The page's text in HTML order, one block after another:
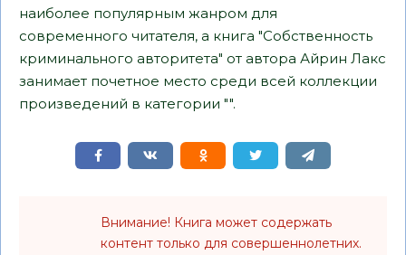
наиболее популярным жанром для
современного читателя, а книга "Собственность
криминального авторитета" от автора Айрин Лакс
занимает почетное место среди всей коллекции
произведений в категории "".
Внимание! Книга может содержать
контент только для совершеннолетних.